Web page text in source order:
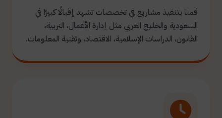
قمنا بتنفيذ مشاريع في تخصصات تشهد إقبالًا كبيرًا في
السعودية والخليج العربي مثل إدارة الأعمال، التربية،
القانون، الدراسات الإسلامية، الاقتصاد، وتقنية المعلومات.